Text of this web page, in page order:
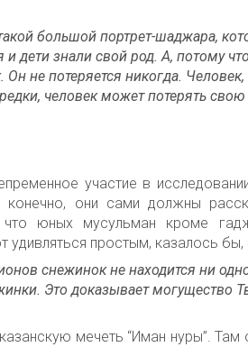
большой портрет-шаджара,
дети знали свой род. А, потому
не потеряется никогда. Человек,
человек может потерять
участие в
они сами должны
что юных мусульман кроме
удивляться простым, казалось
снежинок не находится ни
Это доказывает могущество
мечеть “Иман нуры”. Там